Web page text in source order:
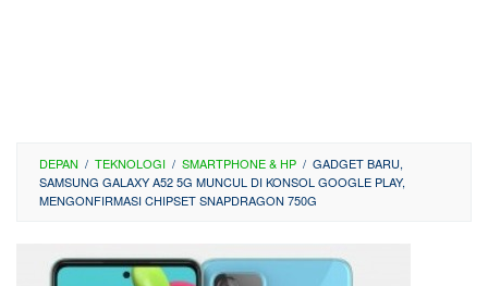
DEPAN / TEKNOLOGI / SMARTPHONE & HP / GADGET BARU,
SAMSUNG GALAXY A52 5G MUNCUL DI KONSOL GOOGLE PLAY,
MENGONFIRMASI CHIPSET SNAPDRAGON 750G